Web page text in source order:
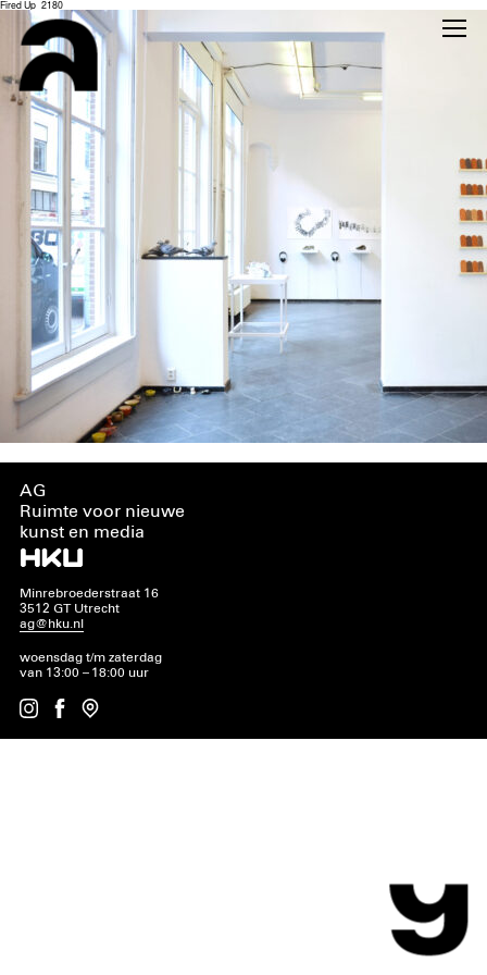
Fired Up_2180
AG
Ruimte voor nieuwe
kunst en media
Minrebroederstraat 16
3512 GT Utrecht
ag@hku.nl
woensdag t/m zaterdag
van 13:00 – 18:00 uur